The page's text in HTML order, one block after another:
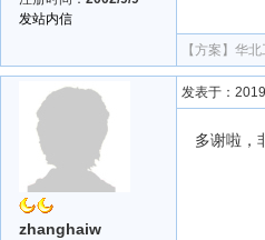
发站内信
【方案】 华北
zhanghaiw
发表于：
多谢啦，